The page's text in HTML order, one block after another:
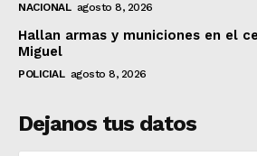
NACIONAL agosto 8, 2026
Hallan armas y municiones en el
Miguel
POLICIAL agosto 8, 2026
Dejanos tus datos